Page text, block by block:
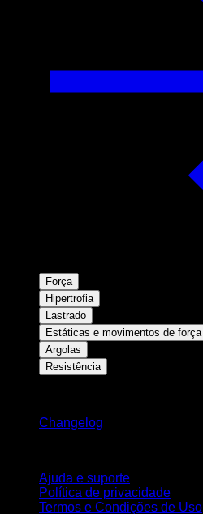
Força
Hipertrofia
Lastrado
Estáticas e movimentos de força
Argolas
Resistência
Changelog
Ajuda e suporte
Política de privacidade
Termos e Condições de Uso